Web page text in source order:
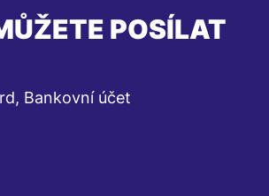
POSÍLAT
Bankovní účet